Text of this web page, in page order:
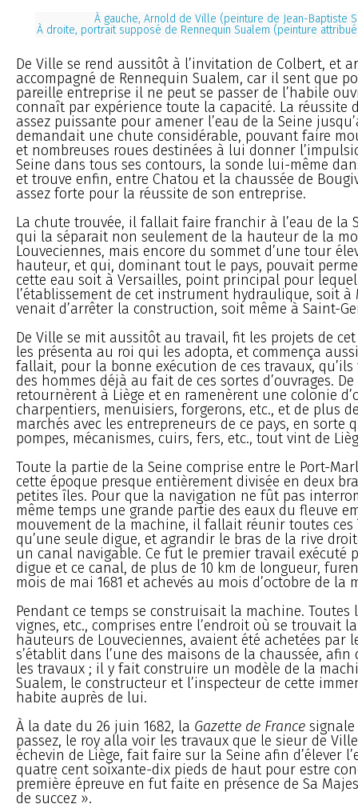
À gauche, Arnold de Ville (peinture de Jean-Baptiste
À droite, portrait supposé de Rennequin Sualem (peinture
De Ville se rend aussitôt à l’invitation de Colbert, et
accompagné de Rennequin Sualem, car il sent que
pareille entreprise il ne peut se passer de l’habile
connaît par expérience toute la capacité. La réussite
assez puissante pour amener l’eau de la Seine
demandait une chute considérable, pouvant faire
et nombreuses roues destinées à lui donner
Seine dans tous ses contours, la sonde lui-même
et trouve enfin, entre Chatou et la chaussée de
assez forte pour la réussite de son entreprise.
La chute trouvée, il fallait faire franchir à l’eau de la
qui la séparait non seulement de la hauteur de la
Louveciennes, mais encore du sommet d’une tour
hauteur, et qui, dominant tout le pays, pouvait
cette eau soit à Versailles, point principal pour
l’établissement de cet instrument hydraulique, soit à
venait d’arrêter la construction, soit même à Saint-
De Ville se mit aussitôt au travail, fit les projets de
les présenta au roi qui les adopta, et commença
fallait, pour la bonne exécution de ces travaux,
des hommes déjà au fait de ces sortes d’ouvrages.
retournèrent à Liège et en ramenèrent une colonie
charpentiers, menuisiers, forgerons, etc., et de plus
marchés avec les entrepreneurs de ce pays, en sorte
pompes, mécanismes, cuirs, fers, etc., tout vint de
Toute la partie de la Seine comprise entre le Port-
cette époque presque entièrement divisée en deux
petites îles. Pour que la navigation ne fût pas
même temps une grande partie des eaux du fleuve
mouvement de la machine, il fallait réunir toutes ces
qu’une seule digue, et agrandir le bras de la rive
un canal navigable. Ce fut le premier travail exécuté
digue et ce canal, de plus de 10 km de longueur,
mois de mai 1681 et achevés au mois d’octobre de la
Pendant ce temps se construisait la machine. Toutes
vignes, etc., comprises entre l’endroit où se trouvait
hauteurs de Louveciennes, avaient été achetées par
s’établit dans l’une des maisons de la chaussée,
les travaux ; il y fait construire un modèle de la
Sualem, le constructeur et l’inspecteur de cette
habite auprès de lui.
À la date du 26 juin 1682, la Gazette de France
passez, le roy alla voir les travaux que le sieur de
échevin de Liège, fait faire sur la Seine afin d’élever
quatre cent soixante-dix pieds de haut pour estre
première épreuve en fut faite en présence de Sa
de succez ».